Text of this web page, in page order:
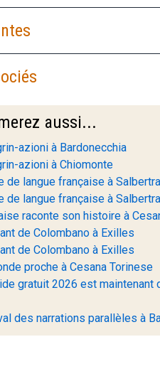
aussi...
azioni à Bardonecchia
azioni à Chiomonte
de langue française à
de langue française à
raconte son histoire à
de Colombano à Exilles
de Colombano à Exilles
proche à Cesana Torinese
gratuit 2026 est
des narrations parallèles à